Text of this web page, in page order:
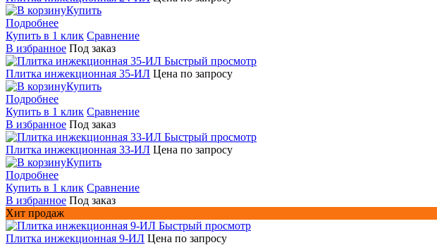
Купить
Подробнее
Купить в 1 клик Сравнение
В избранное Под заказ
Быстрый просмотр
Плитка инжекционная 35-ИЛ Цена по запросу
Купить
Подробнее
Купить в 1 клик Сравнение
В избранное Под заказ
Быстрый просмотр
Плитка инжекционная 33-ИЛ Цена по запросу
Купить
Подробнее
Купить в 1 клик Сравнение
В избранное Под заказ
Хит продаж
Быстрый просмотр
Плитка инжекционная 9-ИЛ Цена по запросу